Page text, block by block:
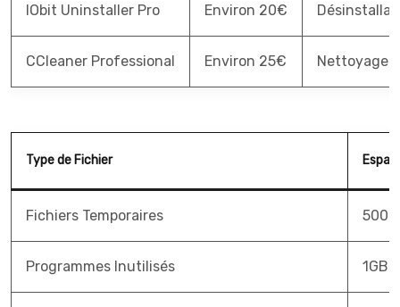
IObit Uninstaller Pro Environ 20€
CCleaner Professional Environ 25€ Nettoyage
Type de Fichier
Fichiers Temporaires
Programmes Inutilisés 1GB